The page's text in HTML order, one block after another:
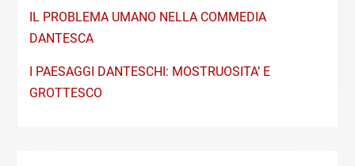
IL PROBLEMA UMANO NELLA COMMEDIA
DANTESCA
I PAESAGGI DANTESCHI: MOSTRUOSITA’ E
GROTTESCO